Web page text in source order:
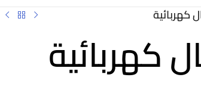
كهربائية
كهربائية